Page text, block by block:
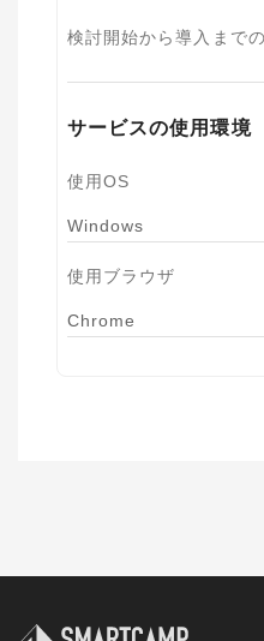
検討開始から導入まで
サービスの使用環境
使用OS
Windows
使用ブラウザ
Chrome